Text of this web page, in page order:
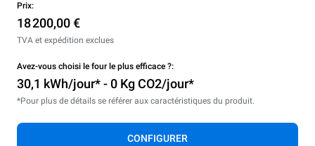
Prix:
18 200,00 €
TVA et expédition exclues
Avez-vous choisi le four le plus efficace ?:
30,1 kWh/jour* - 0 Kg CO2/jour*
*Pour plus de détails se référer aux caractéristiques du produit.
CONFIGURER